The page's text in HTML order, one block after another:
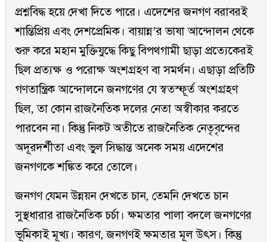
প্রশ্নবিদ্ধ হয়ে দেখা দিতে পারে। এদেশের জনগণ বরাবরই
শান্তিপ্রিয় এবং দেশপ্রেমিক। বায়ান্ন’র ভাষা আন্দোলন থেকে
শুরু করে মহান মুক্তিযুদ্ধে কিছু বিপথগামী ছাড়া প্রত্যেকেরই
ছিল প্রত্যক্ষ ও পরোক্ষ অংশগ্রহণ বা সমর্থন। এছাড়া প্রতিটি
গণতান্ত্রিক আন্দোলনে জনগণের যে স্বতস্ফূর্ত অংশগ্রহণ
ছিল, তা কোন রাজনৈতিক দলের নেতা অস্বীকার করতে
পারবেন না। কিন্তু নিকট অতীতে রাজনৈতিক নেতৃবৃন্দের
অদূরদর্শীতা এবং ভুল সিদ্ধান্ত অনেক সময় এদেশের
জনগণকে শঙ্কিত করে তোলে।
জনগণ যেমন উন্নয়ন দেখতে চান, তেমনি দেখতে চান
সুস্থধারার রাজনৈতিক চর্চা। ক্ষমতার পালা বদলে জনগণের
ভূমিকাই মূখ্য। কারণ, জনগণই ক্ষমতার মূল উৎস। কিন্তু